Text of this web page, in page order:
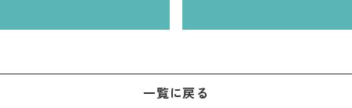
一覧に戻る